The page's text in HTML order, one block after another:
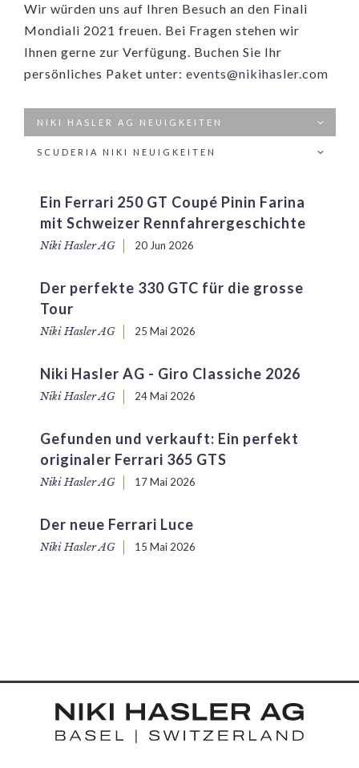
Wir würden uns auf Ihren Besuch an den Finali
Mondiali 2021 freuen. Bei Fragen stehen wir
Ihnen gerne zur Verfügung. Buchen Sie Ihr
persönliches Paket unter: events@nikihasler.com
NIKI HASLER AG NEUIGKEITEN
SCUDERIA NIKI NEUIGKEITEN
Ein Ferrari 250 GT Coupé Pinin Farina
mit Schweizer Rennfahrergeschichte
Niki Hasler AG 20 Jun 2026
Der perfekte 330 GTC für die grosse
Tour
Niki Hasler AG 25 Mai 2026
Niki Hasler AG - Giro Classiche 2026
Niki Hasler AG 24 Mai 2026
Gefunden und verkauft: Ein perfekt
originaler Ferrari 365 GTS
Niki Hasler AG 17 Mai 2026
Der neue Ferrari Luce
Niki Hasler AG 15 Mai 2026